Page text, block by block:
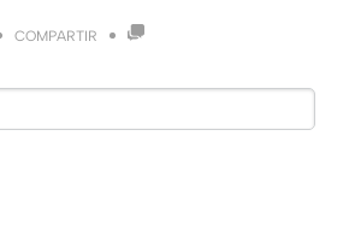
COMPARTIR